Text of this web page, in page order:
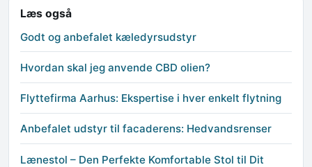
Læs også
Godt og anbefalet kæledyrsudstyr
Hvordan skal jeg anvende CBD olien?
Flyttefirma Aarhus: Ekspertise i hver enkelt flytning
Anbefalet udstyr til facaderens: Hedvandsrenser
Lænestol – Den Perfekte Komfortable Stol til Dit